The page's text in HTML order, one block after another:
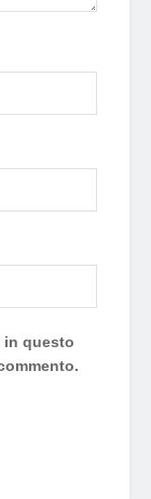
in questo